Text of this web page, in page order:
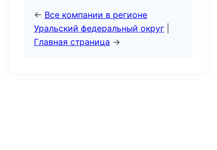
← Все компании в регионе
Уральский федеральный округ
Главная страница →